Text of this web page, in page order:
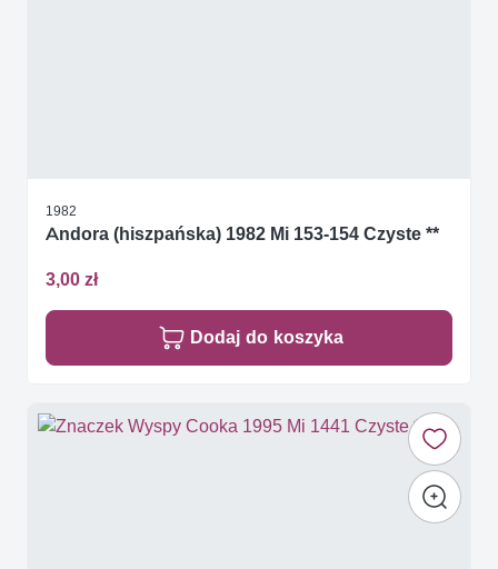
1982
Andora (hiszpańska) 1982 Mi 153-154 Czyste **
3,00 zł
Dodaj do koszyka